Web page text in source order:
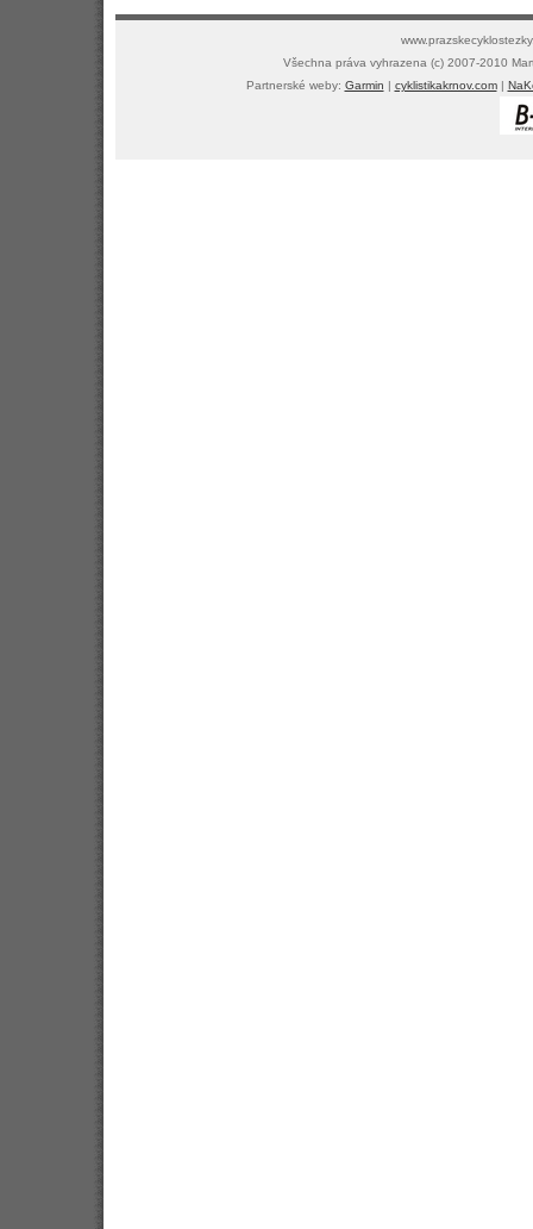
Všechna práva vyhrazena (c) 2007-2010
Partnerské weby: Garmin | cyklistikakrnov.com|